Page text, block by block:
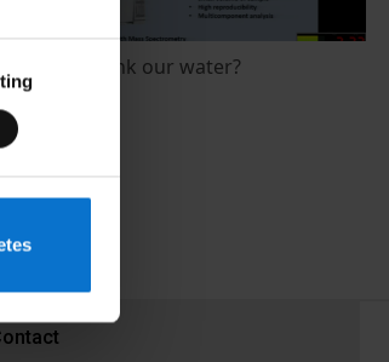
it safe to drink our water?
March, 2017
3